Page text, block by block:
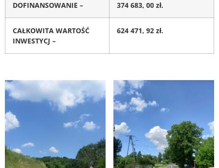
DOFINANSOWANIE – 374 683, 00 zł.
CAŁKOWITA WARTOŚĆ
INWESTYCJ –
624 471, 92 zł.